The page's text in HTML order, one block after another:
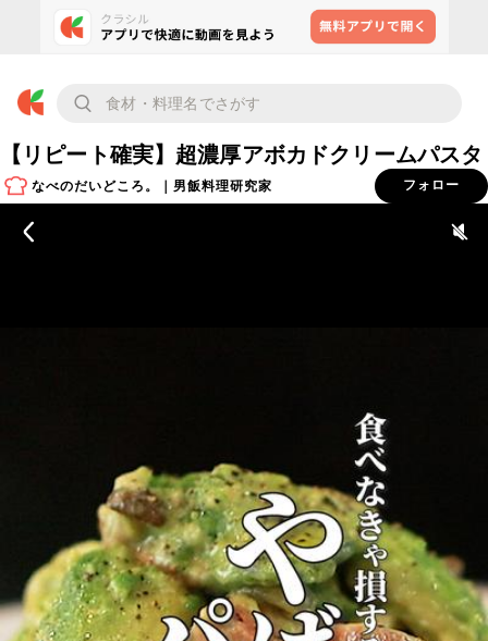
【リピート確実】超濃厚アボカドクリームパスタ
なべのだいどころ。｜男飯料理研究家 フォロー